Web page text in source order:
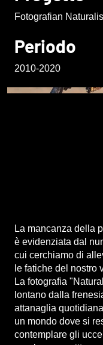
Fotografian
Periodo
2010-2020
La mancanza della
è evidenziata dal
cui cerchiamo di
le fatiche del nostro
La fotografia
lontano dalla
attanaglia
un mondo dove si
contemplare gli